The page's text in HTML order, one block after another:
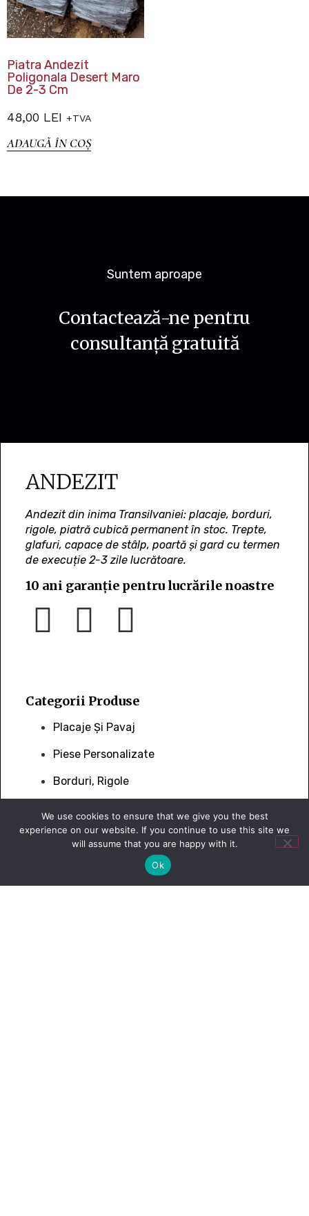
Piatra Andezit
Poligonala Desert Maro
De 2-3 Cm
48,00 LEI +TVA
ADAUGĂ ÎN COȘ
Suntem aproape
Contactează-ne pentru
consultanță gratuită
ANDEZIT
Andezit din inima Transilvaniei: placaje, borduri,
rigole, piatră cubică permanent în stoc. Trepte,
glafuri, capace de stâlp, poartă și gard cu termen
de execuție 2-3 zile lucrătoare.
10 ani garanție pentru lucrările noastre
Categorii Produse
Placaje Și Pavaj
Piese Personalizate
Borduri, Rigole
We use cookies to ensure that we give you the best
experience on our website. If you continue to use this site we
will assume that you are happy with it.
Ok